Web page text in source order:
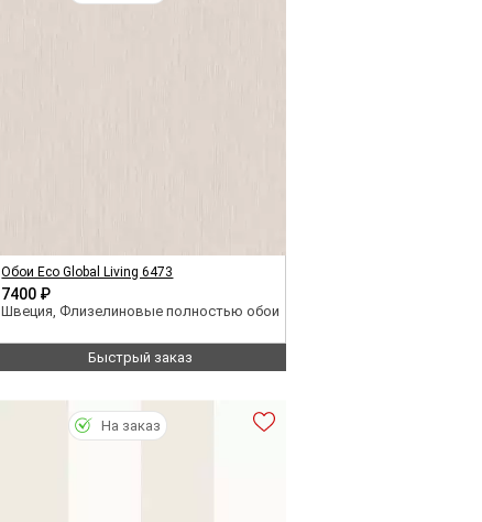
Обои Eco Global Living 6473
7400 ₽
Швеция, Флизелиновые полностью обои
Быстрый заказ
На заказ